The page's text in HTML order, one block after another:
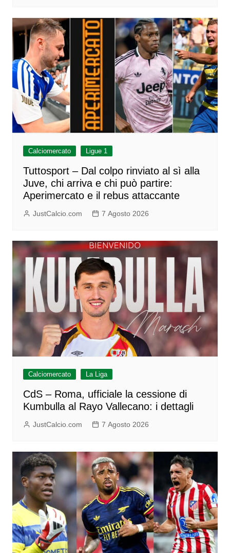
Calciomercato Ligue 1
Tuttosport – Dal colpo rinviato al sì alla
Juve, chi arriva e chi può partire:
Aperimercato e il rebus attaccante
JustCalcio.com 7 Agosto 2026
Calciomercato La Liga
CdS – Roma, ufficiale la cessione di
Kumbulla al Rayo Vallecano: i dettagli
JustCalcio.com 7 Agosto 2026